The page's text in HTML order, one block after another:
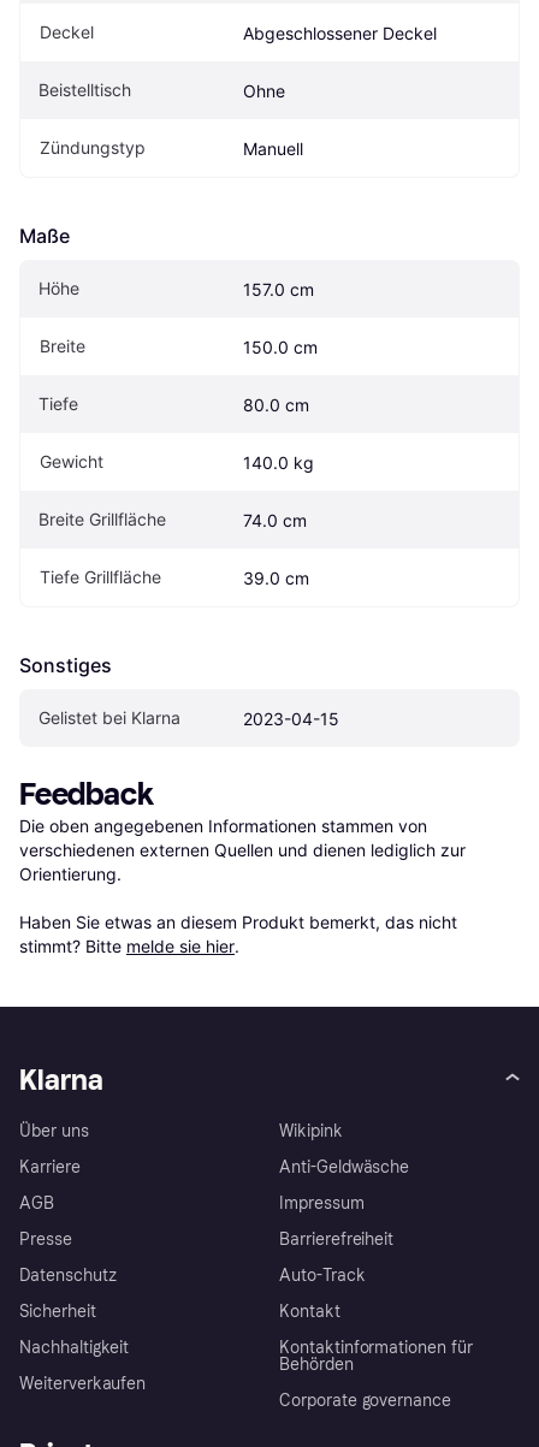
Deckel Abgeschlossener Deckel
Beistelltisch Ohne
Zündungstyp Manuell
Maße
Höhe 157.0 cm
Breite 150.0 cm
Tiefe 80.0 cm
Gewicht 140.0 kg
Breite Grillfläche 74.0 cm
Tiefe Grillfläche 39.0 cm
Sonstiges
Gelistet bei Klarna 2023-04-15
Feedback
Die oben angegebenen Informationen stammen von
verschiedenen externen Quellen und dienen lediglich zur
Orientierung.
Haben Sie etwas an diesem Produkt bemerkt, das nicht
stimmt? Bitte melde sie hier.
Klarna
Über uns
Karriere
AGB
Presse
Datenschutz
Sicherheit
Nachhaltigkeit
Weiterverkaufen
Wikipink
Anti-Geldwäsche
Impressum
Barrierefreiheit
Auto-Track
Kontakt
Kontaktinformationen für
Behörden
Corporate governance